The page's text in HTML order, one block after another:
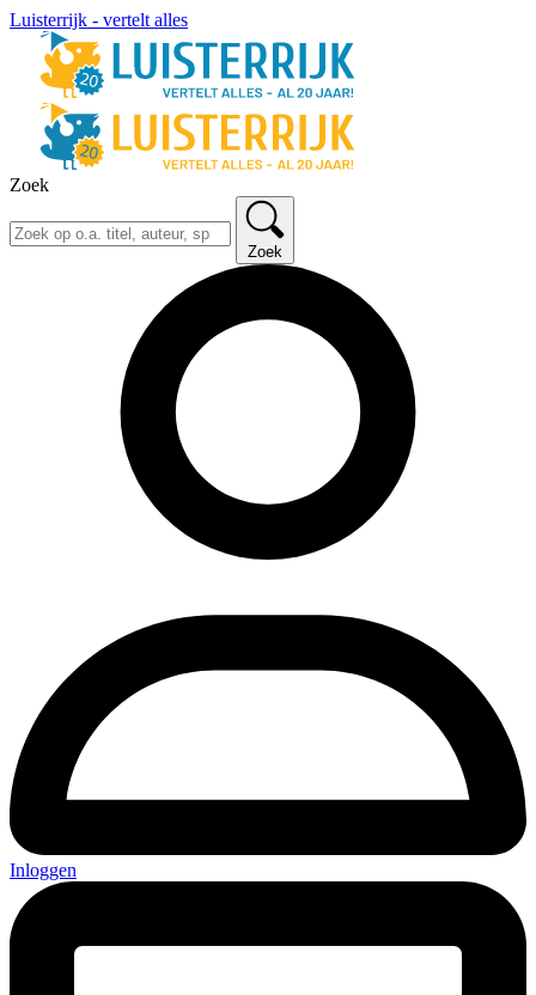
Luisterrijk - vertelt alles
Zoek
Zoek
Inloggen